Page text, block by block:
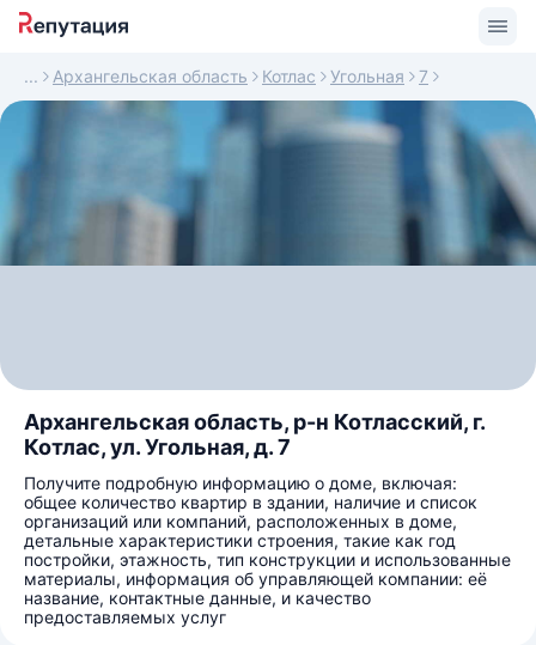
Архангельская область Котлас Угольная 7
Архангельская область, р-н Котласский, г.
Котлас, ул. Угольная, д. 7
Получите подробную информацию о доме, включая:
общее количество квартир в здании, наличие и список
организаций или компаний, расположенных в доме,
детальные характеристики строения, такие как год
постройки, этажность, тип конструкции и использованные
материалы, информация об управляющей компании: её
название, контактные данные, и качество
предоставляемых услуг